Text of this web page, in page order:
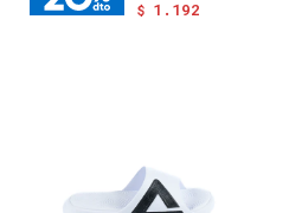
$ 1.192